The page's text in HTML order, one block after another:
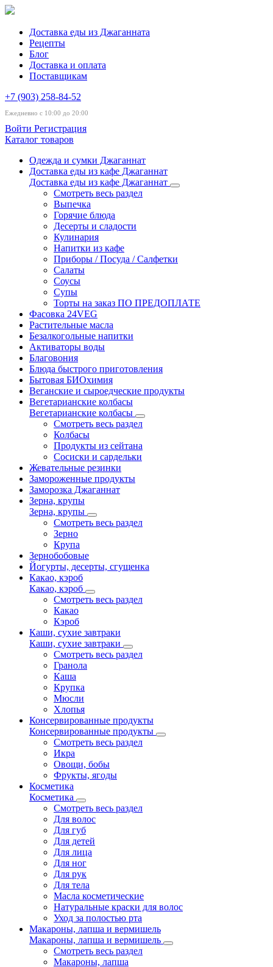
Доставка еды из Джаганната
Рецепты
Блог
Доставка и оплата
Поставщикам
+7 (903) 258-84-52
Ежедневно с 10:00 до 20:00
Войти Регистрация
Каталог товаров
Одежда и сумки Джаганнат
Доставка еды из кафе Джаганнат
Доставка еды из кафе Джаганнат
Смотреть весь раздел
Выпечка
Горячие блюда
Десерты и сладости
Кулинария
Напитки из кафе
Приборы / Посуда / Салфетки
Салаты
Соусы
Супы
Торты на заказ ПО ПРЕДОПЛАТЕ
Фасовка 24VEG
Растительные масла
Безалкогольные напитки
Активаторы воды
Благовония
Блюда быстрого приготовления
Бытовая БИОхимия
Веганские и сыроедческие продукты
Вегетарианские колбасы
Вегетарианские колбасы
Смотреть весь раздел
Колбасы
Продукты из сейтана
Сосиски и сардельки
Жевательные резинки
Замороженные продукты
Заморозка Джаганнат
Зерна, крупы
Зерна, крупы
Смотреть весь раздел
Зерно
Крупа
Зернобобовые
Йогурты, десерты, сгущенка
Какао, кэроб
Какао, кэроб
Смотреть весь раздел
Какао
Кэроб
Каши, сухие завтраки
Каши, сухие завтраки
Смотреть весь раздел
Гранола
Каша
Крупка
Мюсли
Хлопья
Консервированные продукты
Консервированные продукты
Смотреть весь раздел
Икра
Овощи, бобы
Фрукты, ягоды
Косметика
Косметика
Смотреть весь раздел
Для волос
Для губ
Для детей
Для лица
Для ног
Для рук
Для тела
Масла косметические
Натуральные краски для волос
Уход за полостью рта
Макароны, лапша и вермишель
Макароны, лапша и вермишель
Смотреть весь раздел
Макароны, лапша